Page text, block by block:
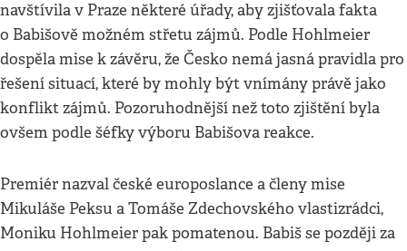
navštívila v Praze některé úřady, aby zjišťovala fakta
o Babišově možném střetu zájmů. Podle Hohlmeier
dospěla mise k závěru, že Česko nemá jasná pravidla pro
řešení situací, které by mohly být vnímány právě jako
konflikt zájmů. Pozoruhodnější než toto zjištění byla
ovšem podle šéfky výboru Babišova reakce.
Premiér nazval české europoslance a členy mise
Mikuláše Peksu a Tomáše Zdechovského vlastizrádci,
Moniku Hohlmeier pak pomatenou. Babiš se později za